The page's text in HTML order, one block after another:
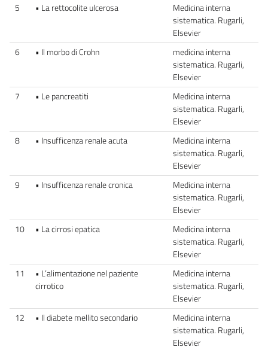
5
• La rettocolite ulcerosa
Medicina interna
sistematica. Rugarli,
Elsevier
6
• Il morbo di Crohn
medicina interna
sistematica. Rugarli,
Elsevier
7
• Le pancreatiti
Medicina interna
sistematica. Rugarli,
Elsevier
8
• Insufficenza renale acuta
Medicina interna
sistematica. Rugarli,
Elsevier
9
• Insufficenza renale cronica
Medicina interna
sistematica. Rugarli,
Elsevier
10
• La cirrosi epatica
Medicina interna
sistematica. Rugarli,
Elsevier
11
• L’alimentazione nel paziente
cirrotico
Medicina interna
sistematica. Rugarli,
Elsevier
12
• Il diabete mellito secondario
Medicina interna
sistematica. Rugarli,
Elsevier